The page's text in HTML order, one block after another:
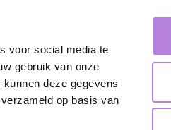
voor social media te
gebruik van onze
deze gegevens
op basis van